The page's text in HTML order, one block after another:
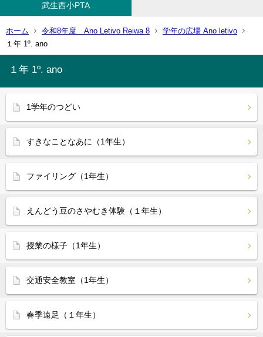
武生西小PTA
ホーム 令和8年度 Ano Letivo Reiwa 8
学年の広場 Ano letivo
１年 1º. ano
１年 1º. ano
1学年のつどい
すきなことなあに（1年生）
ファイリング（1年生）
えんどう豆のさやむき体験（１年生）
授業の様子（1年生）
交通安全教室（1年生）
春季遠足（１年生）